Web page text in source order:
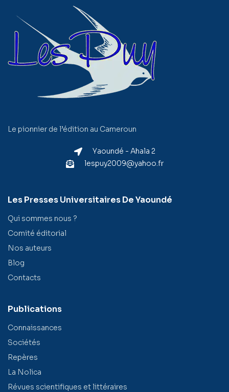
Le pionnier de l’édition au Cameroun
Yaoundé - Ahala 2
lespuy2009@yahoo.fr
Les Presses Universitaires De Yaoundé
Qui sommes nous ?
Comité éditorial
Nos auteurs
Blog
Contacts
Publications
Connaissances
Sociétés
Repères
La Nolica
Révues scientifiques et littéraires